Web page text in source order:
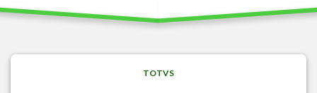
TOTVS